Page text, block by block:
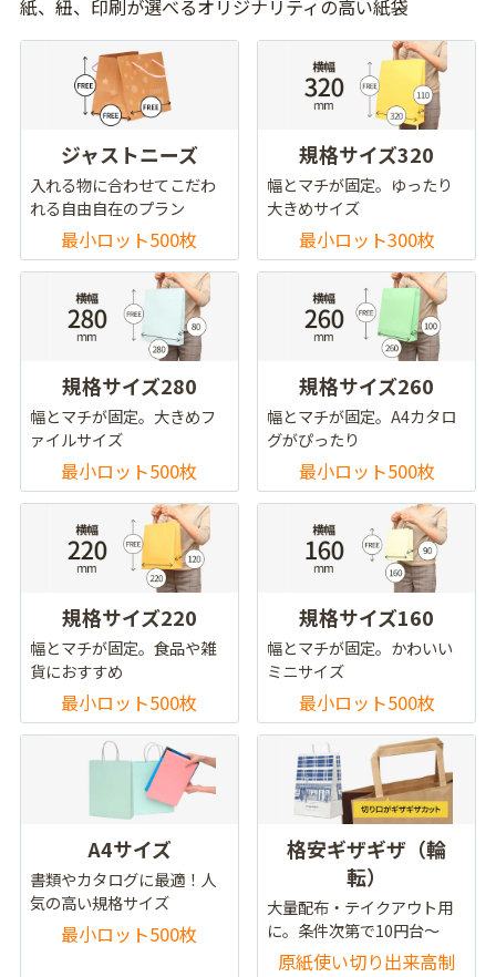
紙、紐、印刷が選べるオリジナリティの高い紙袋
ジャストニーズ
入れる物に合わせてこだわ
れる自由自在のプラン
最小ロット500枚
規格サイズ320
幅とマチが固定。ゆったり
大きめサイズ
最小ロット300枚
規格サイズ280
幅とマチが固定。大きめフ
ァイルサイズ
最小ロット500枚
規格サイズ260
幅とマチが固定。A4カタロ
グがぴったり
最小ロット500枚
規格サイズ220
幅とマチが固定。食品や雑
貨におすすめ
最小ロット500枚
規格サイズ160
幅とマチが固定。かわいい
ミニサイズ
最小ロット500枚
A4サイズ
書類やカタログに最適！人
気の高い規格サイズ
最小ロット500枚
格安ギザギザ（輪
転）
大量配布・テイクアウト用
に。条件次第で10円台～
原紙使い切り出来高制